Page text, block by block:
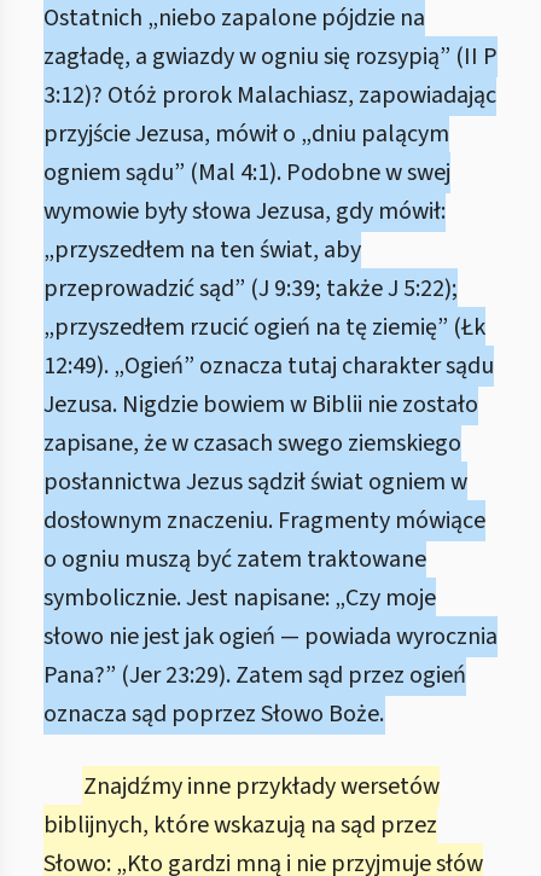
Ostatnich „niebo zapalone pójdzie na
zagładę, a gwiazdy w ogniu się rozsypią” (II P
3:12)? Otóż prorok Malachiasz, zapowiadając
przyjście Jezusa, mówił o „dniu palącym
ogniem sądu” (Mal 4:1). Podobne w swej
wymowie były słowa Jezusa, gdy mówił:
„przyszedłem na ten świat, aby
przeprowadzić sąd” (J 9:39; także J 5:22);
„przyszedłem rzucić ogień na tę ziemię” (Łk
12:49). „Ogień” oznacza tutaj charakter sądu
Jezusa. Nigdzie bowiem w Biblii nie zostało
zapisane, że w czasach swego ziemskiego
posłannictwa Jezus sądził świat ogniem w
dosłownym znaczeniu. Fragmenty mówiące
o ogniu muszą być zatem traktowane
symbolicznie. Jest napisane: „Czy moje
słowo nie jest jak ogień — powiada wyrocznia
Pana?” (Jer 23:29). Zatem sąd przez ogień
oznacza sąd poprzez Słowo Boże.
Znajdźmy inne przykłady wersetów
biblijnych, które wskazują na sąd przez
Słowo: „Kto gardzi mną i nie przyjmuje słów